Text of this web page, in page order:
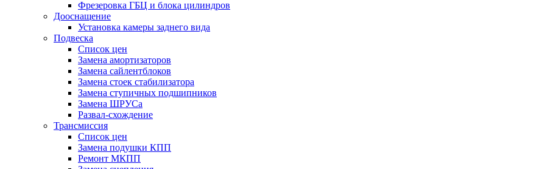
Фрезеровка ГБЦ и блока цилиндров
Дооснащение
Установка камеры заднего вида
Подвеска
Список цен
Замена амортизаторов
Замена сайлентблоков
Замена стоек стабилизатора
Замена ступичных подшипников
Замена ШРУСа
Развал-схождение
Трансмиссия
Список цен
Замена подушки КПП
Ремонт МКПП